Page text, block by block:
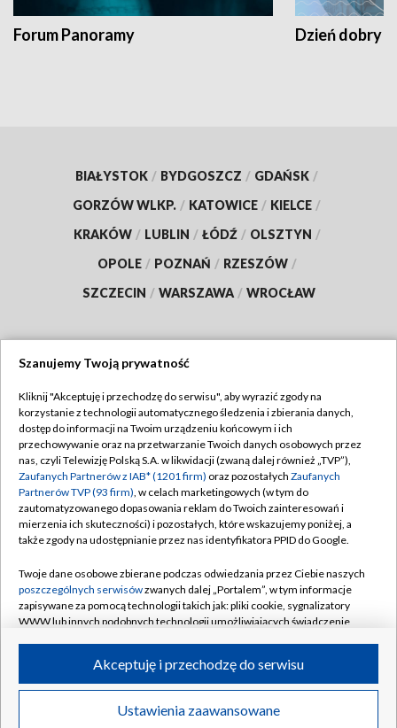
Forum Panoramy Dzień dobry
BIAŁYSTOK / BYDGOSZCZ / GDAŃSK /
GORZÓW WLKP. / KATOWICE / KIELCE /
KRAKÓW / LUBLIN / ŁÓDŹ / OLSZTYN /
OPOLE / POZNAŃ / RZESZÓW /
SZCZECIN / WARSZAWA / WROCŁAW
TVP
Abonament TVP
Emisja w TVP
Centrum informacji TVP
Naziemna Telewizja Cyfrowa
Rada Programowa
System NOS
Informacje o nadawcy
Program dla prasy
Regulamin TVP
Polityka prywatności
Moje zgody
Pomoc
Kontakt
Kanały
©2026 Telewizja Polska S.A. w likwidacji
Szanujemy Twoją prywatność
Kliknij "Akceptuję i przechodzę do serwisu", aby wyrazić zgody na
korzystanie z technologii automatycznego śledzenia i zbierania danych,
dostęp do informacji na Twoim urządzeniu końcowym i ich
przechowywanie oraz na przetwarzanie Twoich danych osobowych przez
nas, czyli Telewizję Polską S.A. w likwidacji (zwaną dalej również „TVP”),
Zaufanych Partnerów z IAB* (1201 firm) oraz pozostałych Zaufanych
Partnerów TVP (93 firm), w celach marketingowych (w tym do
zautomatyzowanego dopasowania reklam do Twoich zainteresowań i
mierzenia ich skuteczności) i pozostałych, które wskazujemy poniżej, a
także zgody na udostępnianie przez nas identyfikatora PPID do Google.
Twoje dane osobowe zbierane podczas odwiedzania przez Ciebie naszych
poszczególnych serwisówzwanych dalej „Portalem”, w tym informacje
zapisywane za pomocą technologii takich jak: pliki cookie, sygnalizatory
WWW lub innych podobnych technologii umożliwiających świadczenie
ruchu w Internecie.
Twoje dane osobowe zbierane podczas odwiedzania przez Ciebie
poszczególnych serwisówna Portalu, takie jak adresy IP, identyfikatory
Ustawienia zaawansowane
Akceptuję i przechodzę do serwisu